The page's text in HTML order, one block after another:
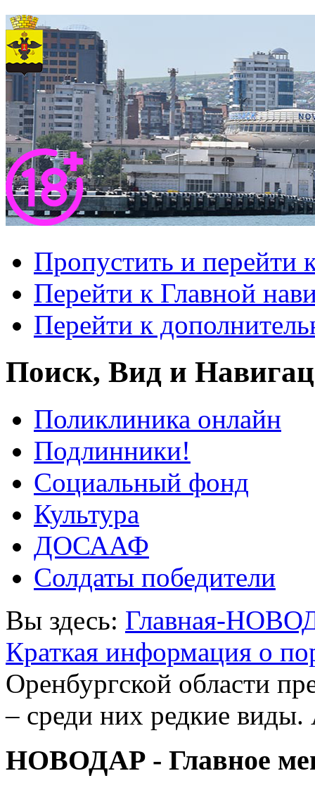
Пропустить и перейти
Перейти к Главной
Перейти к
Поиск, Вид и
Поликлиника онлайн
Подлинники!
Социальный фонд
Культура
ДОСААФ
Солдаты победители
Вы здесь: Главная-
Краткая информация о
Оренбургской области
– среди них редкие
НОВОДАР - Главное